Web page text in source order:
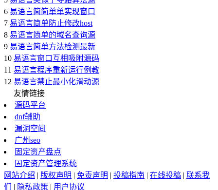
6 易语言简简单单实现窗口
7 易语言简单防止修改host
8 易语言简单的域名查询源
9 易语言简单方法检测最新
10 易语言窗口互相吸附源码
11 易语言程序重新运行例教
12 易语言禁止最小化滑动源
友情链接
源码平台
dnf辅助
漏洞空间
广州seo
固定资产盘点
固定资产管理系统
网站介绍 | 版权声明 | 免责声明 | 投稿指南 | 在线投稿 | 联系我
们
| 隐私政策 | 用户协议